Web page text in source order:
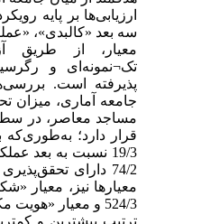
ارزیابی‌ها بر پایه
معیار، از طریق
تک¬نمونه‌ای و
پذیرفته است.
جامعه آماری، میزان
مساجد معاصر، در
قرار دارد؛ به‌طوری‌که
74/2 دارای
معیارها نیز، معیار